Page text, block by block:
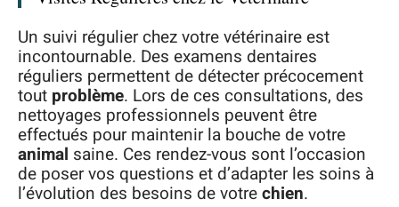
Un suivi régulier chez votre vétérinaire est
incontournable. Des examens dentaires
réguliers permettent de détecter précocement
tout problème. Lors de ces consultations, des
nettoyages professionnels peuvent être
effectués pour maintenir la bouche de votre
animal saine. Ces rendez-vous sont l’occasion
de poser vos questions et d’adapter les soins à
l’évolution des besoins de votrechien.